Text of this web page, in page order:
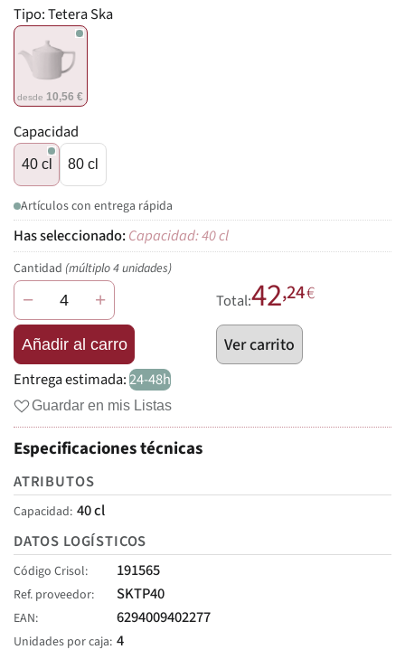
Tipo:Tetera Ska
desde 10,56 €
Capacidad
40 cl 80 cl
Artículos con entrega rápida
Capacidad: 40 cl
Cantidad (múltiplo 4 unidades)
− +
Añadir al carro
Total:42,24€
Ver carrito
Entrega estimada:24-48h
Guardar en mis Listas
Especificaciones técnicas
ATRIBUTOS
Capacidad 40 cl
DATOS LOGÍSTICOS
Código Crisol 191565
Ref. proveedor SKTP40
EAN 6294009402277
Unidades por caja 4